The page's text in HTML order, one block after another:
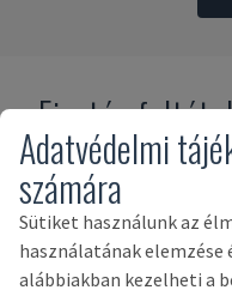
Fizetés
Adatvédelmi
számára
Sütiket használunk az
használatának elemzése
alábbiakban kezelheti a